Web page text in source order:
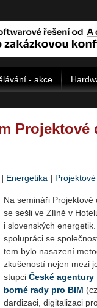
- akce
Projektové
| Energetika |
Na se­mi­ná­ři
se sešli ve Zlíně v
i slo­ven­ských
spo­lu­prá­ci se
tem bylo na­sa­ze­ní
zku­še­nos­tí nejen mezi
stup­ci České
bor­né rady pro BIM
dar­di­za­ci, di­gi­ta­li­za­ci